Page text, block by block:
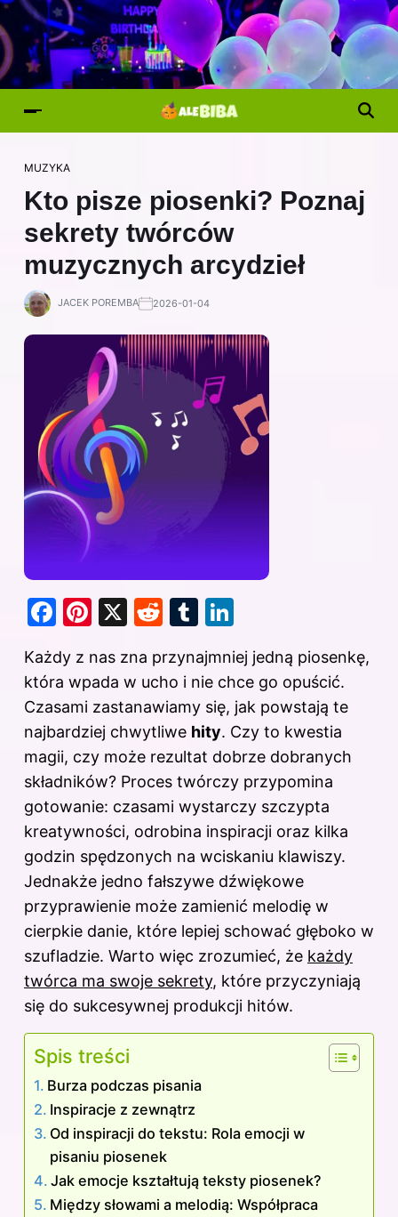
MUZYKA
Kto pisze piosenki? Poznaj
sekrety twórców
muzycznych arcydzieł
JACEK POREMBA 2026-01-04
F
c
e
b
o
o
k
Pi
er
e
st
X
R
d
di
t
T
m
bl
r
k
e
dI
n
Każdy z nas zna przynajmniej jedną piosenkę,
która wpada w ucho i nie chce go opuścić.
Czasami zastanawiamy się, jak powstają te
najbardziej chwytliwe hity. Czy to kwestia
magii, czy może rezultat dobrze dobranych
składników? Proces twórczy przypomina
gotowanie: czasami wystarczy szczypta
kreatywności, odrobina inspiracji oraz kilka
godzin spędzonych na wciskaniu klawiszy.
Jednakże jedno fałszywe dźwiękowe
przyprawienie może zamienić melodię w
cierpkie danie, które lepiej schować głęboko w
szufladzie. Warto więc zrozumieć, że każdy
twórca ma swoje sekrety, które przyczyniają
się do sukcesywnej produkcji hitów.
Spis treści
Burza podczas pisania
Inspiracje z zewnątrz
Od inspiracji do tekstu: Rola emocji w
pisaniu piosenek
Jak emocje kształtują teksty piosenek?
Między słowami a melodią: Współpraca